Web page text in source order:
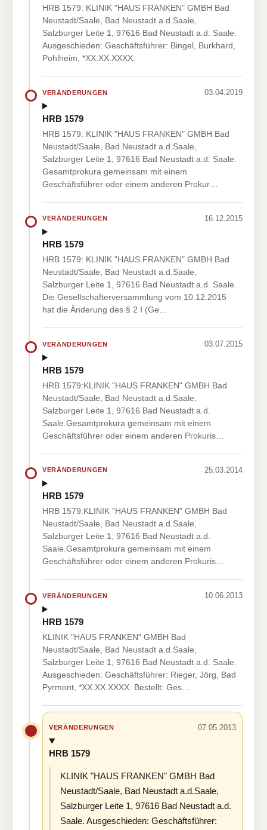
HRB 1579: KLINIK "HAUS FRANKEN" GMBH Bad
Neustadt/Saale, Bad Neustadt a.d.Saale,
Salzburger Leite 1, 97616 Bad Neustadt a.d. Saale.
Ausgeschieden: Geschäftsführer: Bingel, Burkhard,
Pohlheim, *XX.XX.XXXX.
VERÄNDERUNGEN 03.04.2019
HRB 1579
HRB 1579: KLINIK "HAUS FRANKEN" GMBH Bad
Neustadt/Saale, Bad Neustadt a.d.Saale,
Salzburger Leite 1, 97616 Bad Neustadt a.d. Saale.
Gesamtprokura gemeinsam mit einem
Geschäftsführer oder einem anderen Prokur…
VERÄNDERUNGEN 16.12.2015
HRB 1579
HRB 1579: KLINIK "HAUS FRANKEN" GMBH Bad
Neustadt/Saale, Bad Neustadt a.d.Saale,
Salzburger Leite 1, 97616 Bad Neustadt a.d. Saale.
Die Gesellschafterversammlung vom 10.12.2015
hat die Änderung des § 2 I (Ge…
VERÄNDERUNGEN 03.07.2015
HRB 1579
HRB 1579:KLINIK "HAUS FRANKEN" GMBH Bad
Neustadt/Saale, Bad Neustadt a.d.Saale,
Salzburger Leite 1, 97616 Bad Neustadt a.d.
Saale.Gesamtprokura gemeinsam mit einem
Geschäftsführer oder einem anderen Prokuris…
VERÄNDERUNGEN 25.03.2014
HRB 1579
HRB 1579:KLINIK "HAUS FRANKEN" GMBH Bad
Neustadt/Saale, Bad Neustadt a.d.Saale,
Salzburger Leite 1, 97616 Bad Neustadt a.d.
Saale.Gesamtprokura gemeinsam mit einem
Geschäftsführer oder einem anderen Prokuris…
VERÄNDERUNGEN 10.06.2013
HRB 1579
KLINIK "HAUS FRANKEN" GMBH Bad
Neustadt/Saale, Bad Neustadt a.d.Saale,
Salzburger Leite 1, 97616 Bad Neustadt a.d. Saale.
Ausgeschieden: Geschäftsführer: Rieger, Jörg, Bad
Pyrmont, *XX.XX.XXXX. Bestellt: Ges…
VERÄNDERUNGEN 07.05.2013
HRB 1579
KLINIK "HAUS FRANKEN" GMBH Bad
Neustadt/Saale, Bad Neustadt a.d.Saale,
Salzburger Leite 1, 97616 Bad Neustadt a.d.
Saale. Ausgeschieden: Geschäftsführer: